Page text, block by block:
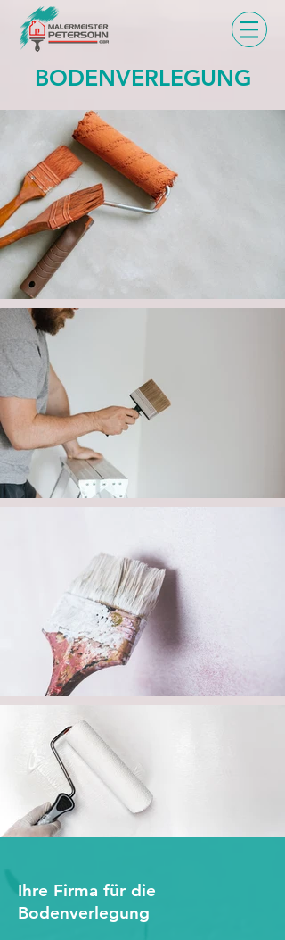
BODENVERLEGUNG
Ihre Firma für die
Bodenverlegung